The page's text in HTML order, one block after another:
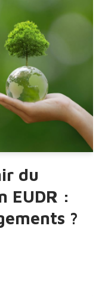
du
EUDR :
?